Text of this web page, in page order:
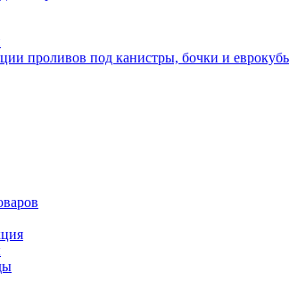
проливов под канистры, бочки и